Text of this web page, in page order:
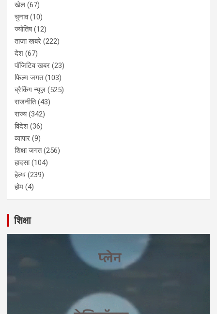
खेल (67)
चुनाव(10)
ज्योतिष(12)
ताजा खबरे (222)
देश (67)
पॉजिटिव खबर (23)
फिल्म जगत(103)
ब्रैकिंग न्यूज़ (525)
राजनीति(43)
राज्य(342)
विदेश (36)
व्यापार (9)
शिक्षा जगत(256)
हादसा(104)
हेल्थ (239)
होम (4)
शिक्षा